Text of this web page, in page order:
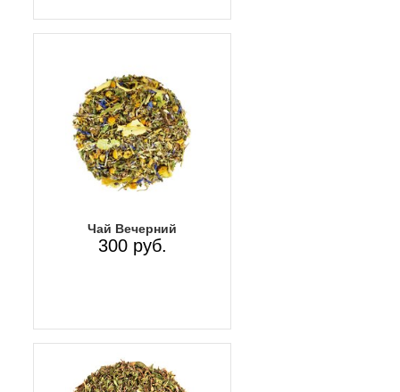
Чай Вечерний
300 руб.